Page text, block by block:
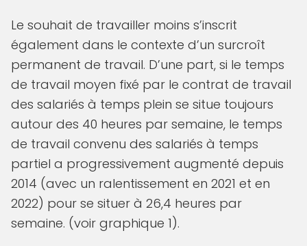
Le souhait de travailler moins s’inscrit
également dans le contexte d’un surcroît
permanent de travail. D’une part, si le temps
de travail moyen fixé par le contrat de travail
des salariés à temps plein se situe toujours
autour des 40 heures par semaine, le temps
de travail convenu des salariés à temps
partiel a progressivement augmenté depuis
2014 (avec un ralentissement en 2021 et en
2022) pour se situer à 26,4 heures par
semaine. (voir graphique 1).